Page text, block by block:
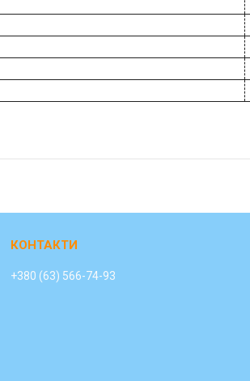
+380 (63) 566-74-93